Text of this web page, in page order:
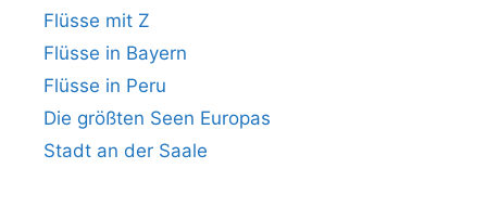
Flüsse mit Z
Flüsse in Bayern
Flüsse in Peru
Die größten Seen Europas
Stadt an der Saale